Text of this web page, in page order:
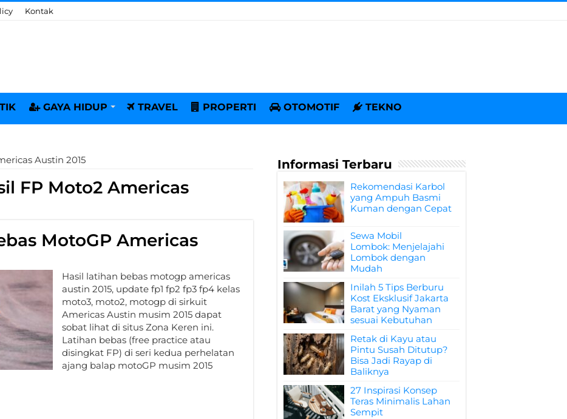
Kontak
GAYA HIDUP TRAVEL PROPERTI OTOMOTIF TEKNO
Austin 2015
FP Moto2 Americas
MotoGP Americas
Hasil latihan bebas motogp americas
austin 2015, update fp1 fp2 fp3 fp4 kelas
moto3, moto2, motogp di sirkuit
Americas Austin musim 2015 dapat
sobat lihat di situs Zona Keren ini.
Latihan bebas (free practice atau
disingkat FP) di seri kedua perhelatan
ajang balap motoGP musim 2015
Informasi Terbaru
Rekomendasi Karbol
yang Ampuh Basmi
Kuman dengan Cepat
Sewa Mobil
Lombok: Menjelajahi
Lombok dengan
Mudah
Inilah 5 Tips Berburu
Kost Eksklusif Jakarta
Barat yang Nyaman
sesuai Kebutuhan
Retak di Kayu atau
Pintu Susah Ditutup?
Bisa Jadi Rayap di
Baliknya
27 Inspirasi Konsep
Teras Minimalis Lahan
Sempit